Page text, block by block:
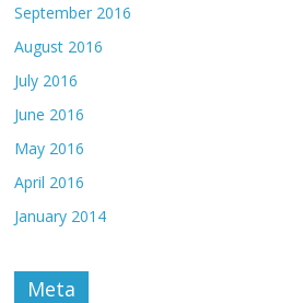
September 2016
August 2016
July 2016
June 2016
May 2016
April 2016
January 2014
Meta